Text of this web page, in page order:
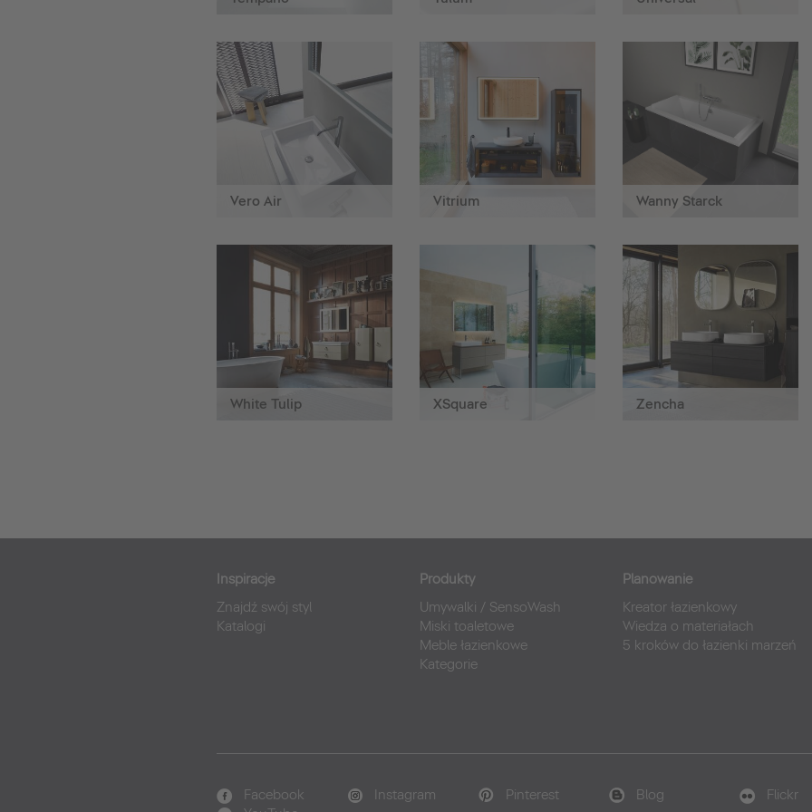
Vero Air Vitrium Wanny Starck
White Tulip XSquare Zencha
Inspiracje
Znajdź swój styl
Katalogi
Produkty
Umywalki / SensoWash
Miski toaletowe
Meble łazienkowe
Kategorie
Planowanie
Kreator łazienkowy
Wiedza o materiałach
5 kroków do łazienki marzeń
Facebook Instagram Pinterest Blog
Flickr